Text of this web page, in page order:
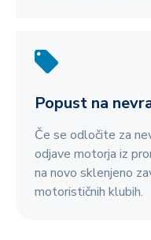
Popust na
Če se odločite za
odjave motorja iz
na novo sklenjeno
motorističnih klubih.